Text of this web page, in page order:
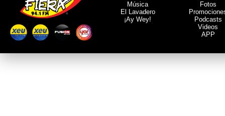
Música
El Lavadero
¡Ay Wey!
Fotos
Podcasts
Videos
APP